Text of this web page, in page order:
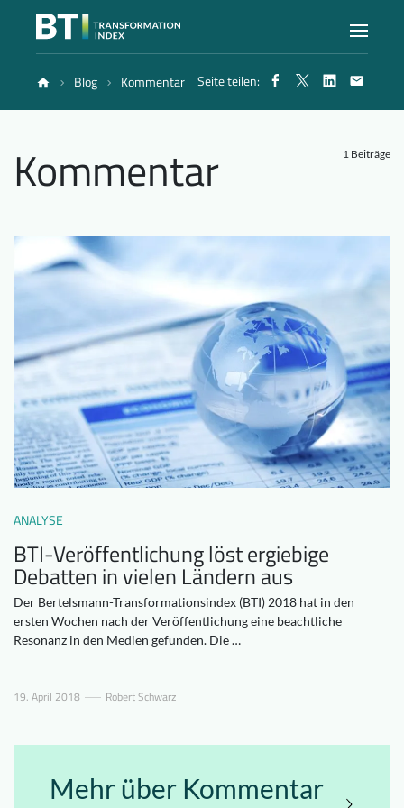
Methode
Downloads Wer wir sind
FAQ Newsletter
DE
Blog Kommentar Seite teilen:
Kommentar 1 Beiträge
ANALYSE
BTI-Veröffentlichung löst ergiebige
Debatten in vielen Ländern aus
Der Bertelsmann-Transformationsindex (BTI) 2018 hat in den
ersten Wochen nach der Veröffentlichung eine beachtliche
Resonanz in den Medien gefunden. Die …
19. April 2018 Robert Schwarz
Mehr über Kommentar